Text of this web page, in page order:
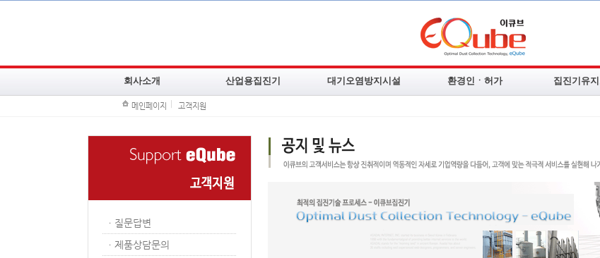
회사소개
주요연혁
주요납품고객사
찾아오시는길
산업용집진기
카트리지필터집진기
이동식집진기
오일미스트집진기
냄새제거집진기
대기오염방지시설
Scrubber
AC Tower
진공증발농축기
주요공사실적
환경인ㆍ허가
대기.수질시설 인허가
유해위험방지계획
집진기유
활성탄교체ㆍ
집진기부속품
메인페이지 고객지원
ㆍ 질문답변
ㆍ 제품상담문의